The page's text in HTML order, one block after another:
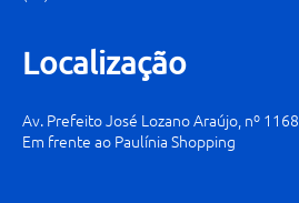
Localização
Av. Prefeito José Lozano Araújo, nº 1168
Em frente ao Paulínia Shopping